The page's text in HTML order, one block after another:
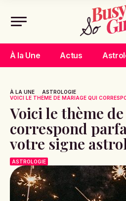
À la Une Actus
À LA UNE
ASTROLOGIE
VOICI LE THÈME DE MARIAGE QUI
Voici le thème
correspond
votre signe
ASTROLOGIE